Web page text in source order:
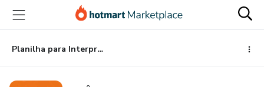
para
conteúdo
principal
para
pagamento
para
rodapé
Planilha para Interpretação de Análise de Solo do Cerrado